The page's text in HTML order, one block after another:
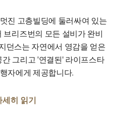
진 고층빌딩에 둘러싸여 있는
브리즈번의 모든 설비가 완비
던스는 자연에서 영감을 얻은
그리고 '연결된' 라이프스타
자에게 제공합니다.
세히 읽기